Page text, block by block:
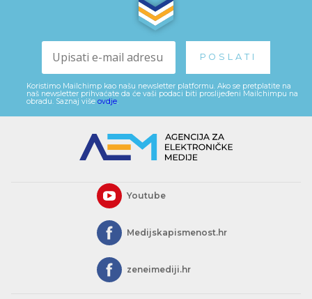
Koristimo Mailchimp kao našu newsletter platformu. Ako se pretplatite na
naš newsletter prihvaćate da će vaši podaci biti proslijeđeni Mailchimpu na
obradu. Saznaj više ovdje
Youtube
Medijskapismenost.hr
zeneimediji.hr